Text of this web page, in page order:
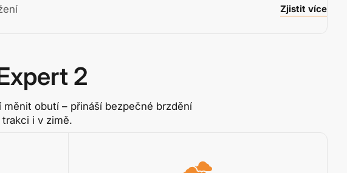
Zjistit více
2
obutí – přináší bezpečné brzdění
i v zimě.